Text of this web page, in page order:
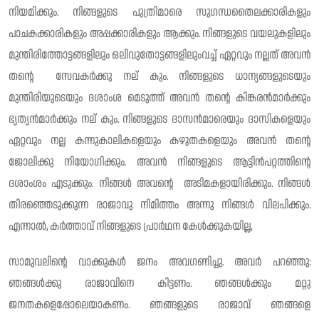
നിയമിക്കും. നിങ്ങളുടെ പുത്രിമാരെ സുഗന്ധതൈലക്കാരികളും
പാചകക്കാരികളും അപ്പക്കാരികളും ആക്കും. നിങ്ങളുടെ വയലുകളിലും
മുന്തിരിത്തോട്ടങ്ങളിലും ഒലിവുതോട്ടങ്ങളിലുംവച്ച് ഏറ്റവും നല്ലത് അവൻ
തന്റെ സേവകർക്കു നല് കും. നിങ്ങളുടെ ധാന്യങ്ങളുടെയും
മുന്തിരിയുടെയും ദശാംശ മെടുത്ത് അവൻ തൻ്റെ കിങ്കരൻമാർക്കും
ഭ്യത്യൻമാർക്കും നല് കും. നിങ്ങളുടെ ദാസൻമാരെയും ദാസികളെയും
ഏറ്റവും നല്ല കന്നുകാലികളെയും കഴുതകളെയും അവൻ തൻ്റെ
ജോലിക്കു നിയോഗിക്കും. അവൻ നിങ്ങളുടെ ആട്ടിൻപറ്റത്തിന്റെ
ദശാംശം എടുക്കും. നിങ്ങൾ അവന്റെ അടിമകളായിരിക്കും. നിങ്ങൾ
തിരഞ്ഞെടുക്കുന്ന രാജാവു നിമിത്തം അന്നു നിങ്ങൾ വിലപിക്കും.
എന്നാൽ, കർത്താവ് നിങ്ങളുടെ പ്രാർഥന കേൾക്കുകയില്ല,
സാമുവലിന്റെ വാക്കുകൾ ജനം അവഗണിച്ചു. അവർ പറഞ്ഞു:
ഞങ്ങൾക്കു രാജാവിനെ കിട്ടണം. ഞങ്ങൾക്കും മറ്റു
ജനതകളെപ്പോലെയാകണം. ഞങ്ങളുടെ രാജാവ് ഞങ്ങളെ